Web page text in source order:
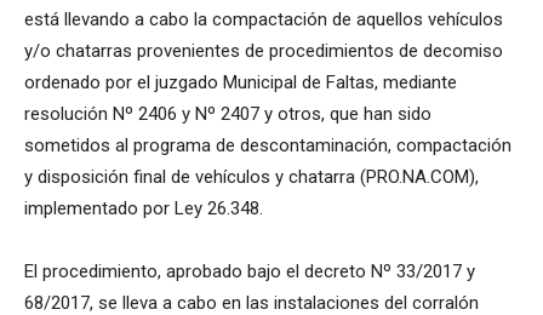
está llevando a cabo la compactación de aquellos vehículos
y/o chatarras provenientes de procedimientos de decomiso
ordenado por el juzgado Municipal de Faltas, mediante
resolución Nº 2406 y Nº 2407 y otros, que han sido
sometidos al programa de descontaminación, compactación
y disposición final de vehículos y chatarra (PRO.NA.COM),
implementado por Ley 26.348.
El procedimiento, aprobado bajo el decreto Nº 33/2017 y
68/2017, se lleva a cabo en las instalaciones del corralón